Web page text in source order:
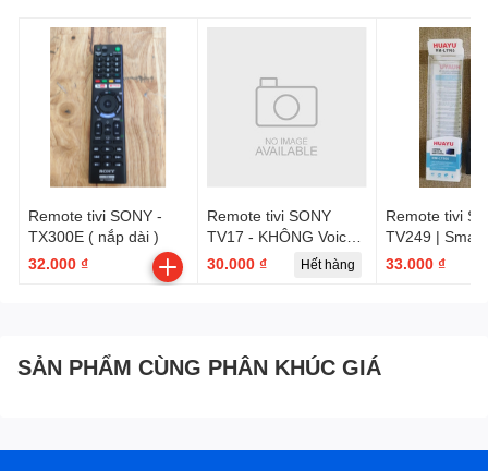
Remote tivi SONY -
TX300E ( nắp dài )
32.000 ₫
Remote tivi SONY
TV17 - KHÔNG Voice |
TX900U
30.000 ₫ Hết hàng
Remote tivi
TV249 |
RM-L1165
33.000 ₫
SẢN PHẨM CÙNG PHÂN KHÚC GIÁ